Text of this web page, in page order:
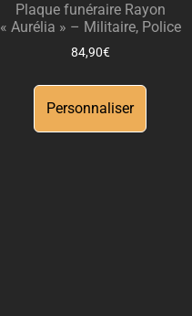
Plaque funéraire Rayon
« Aurélia » – Militaire, Police
84,90€
Personnaliser